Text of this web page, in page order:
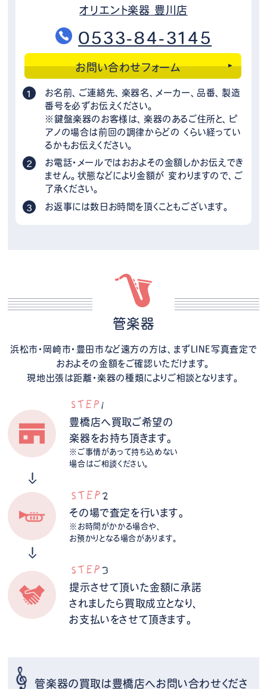
オリエント楽器 豊川店
0533-84-3145
お問い合わせフォーム
お名前、ご連絡先、楽器名、メーカー、品番、製造
番号を必ずお伝えください。
※鍵盤楽器のお客様は、楽器のあるご住所と、ピ
アノの場合は前回の調律からどの くらい経ってい
るかもお伝えください。
お電話・メールではおおよその金額しかお伝えでき
ません。状態などにより金額が 変わりますので、ご
了承ください。
お返事には数日お時間を頂くこともございます。
管楽器
浜松市・岡崎市・豊田市など遠方の方は、まずLINE写真査定で
おおよその金額をご確認いただけます。
現地出張は距離・楽器の種類によりご相談となります。
豊橋店へ買取ご希望の
楽器をお持ち頂きます。
※ご事情があって持ち込めない
場合はご相談ください。
その場で査定を行います。
※お時間がかかる場合や、
お預かりとなる場合があります。
提示させて頂いた金額に承諾
されましたら買取成立となり、
お支払いをさせて頂きます。
管楽器の買取は豊橋店へお問い合わせくださ